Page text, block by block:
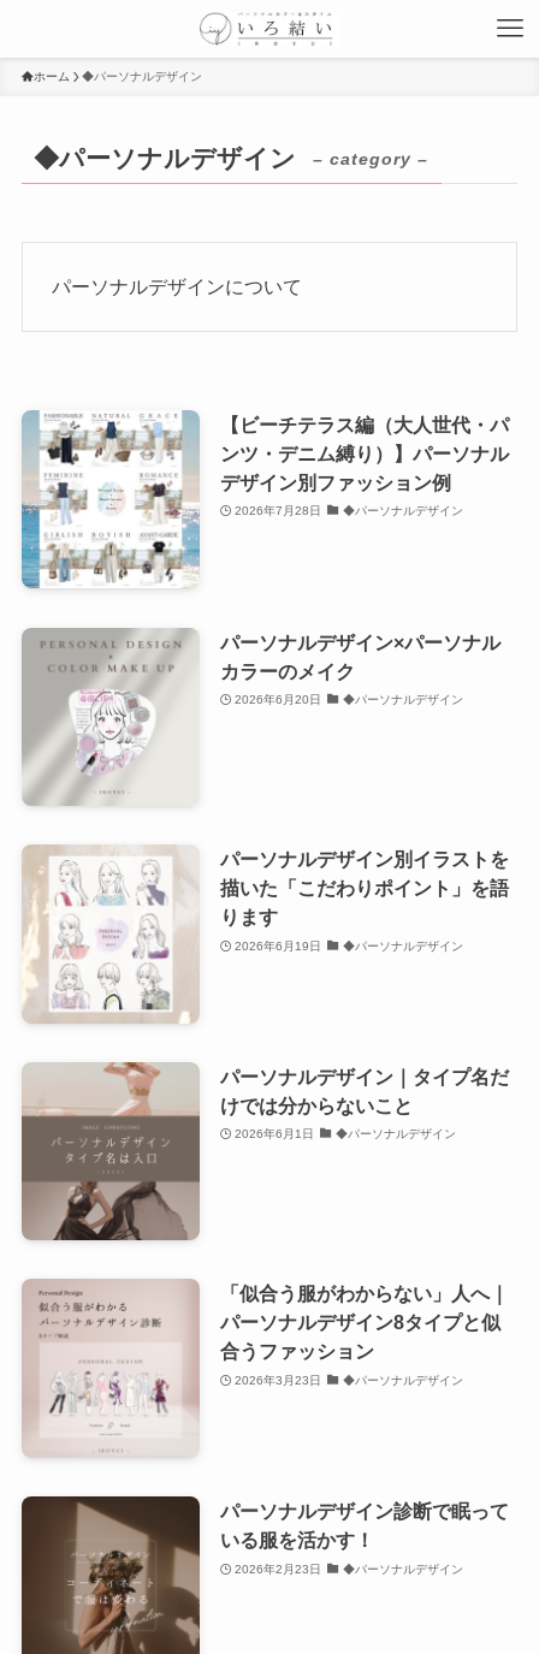
ホーム ◆パーソナルデザイン
◆パーソナルデザイン – category –
パーソナルデザインについて
【ビーチテラス編（大人世代・パ
ンツ・デニム縛り）】パーソナル
デザイン別ファッション例
2026年7月28日 ◆パーソナルデザイン
パーソナルデザイン×パーソナル
カラーのメイク
2026年6月20日 ◆パーソナルデザイン
パーソナルデザイン別イラストを
描いた「こだわりポイント」を語
ります
2026年6月19日 ◆パーソナルデザイン
パーソナルデザイン｜タイプ名だ
けでは分からないこと
2026年6月1日 ◆パーソナルデザイン
「似合う服がわからない」人へ｜
パーソナルデザイン8タイプと似
合うファッション
2026年3月23日 ◆パーソナルデザイン
パーソナルデザイン診断で眠って
いる服を活かす！
2026年2月23日 ◆パーソナルデザイン